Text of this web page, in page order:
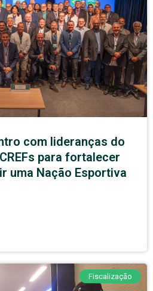
com lideranças do
para fortalecer
uma Nação Esportiva
Fiscalização